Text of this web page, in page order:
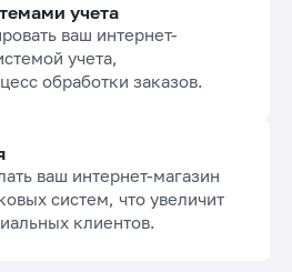
учета
ваш интернет-
учета,
обработки заказов.
ваш интернет-магазин
систем, что увеличит
клиентов.